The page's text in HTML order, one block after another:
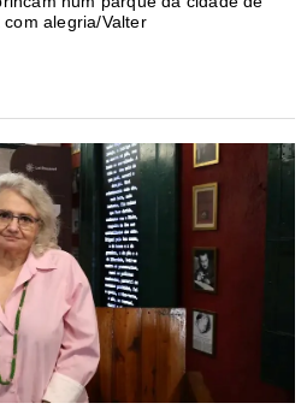
alegria/Valter